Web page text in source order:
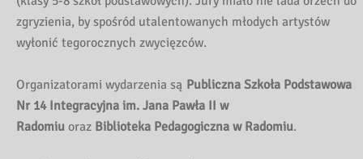
zgryzienia, by spośród utalentowanych młodych artystów
wyłonić tegorocznych zwycięzców.
Organizatorami wydarzenia są Publiczna Szkoła Podstawowa
Nr 14 Integracyjna im. Jana Pawła II w
Radomiu oraz Biblioteka Pedagogiczna w Radomiu.